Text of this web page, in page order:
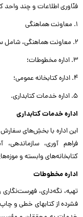
فنّاوری اطلاعات و چند
1. معاونت هماهنگی
2. معاونت هماهنگی، شامل سه اداره است:
3. اداره مخطوطات؛
4. اداره کتابخانه عمومی؛
5. اداره خدمات کتابداری.
اداره خدمات کتابداری
این اداره با بخشِ‌های سفارش
فراهم آوری، سازماندهی،
کتابخانه‌های وابسته و
اداره مخطوطات
تهیه، نگه‌داری،
فشرده از کتابهای خطی و